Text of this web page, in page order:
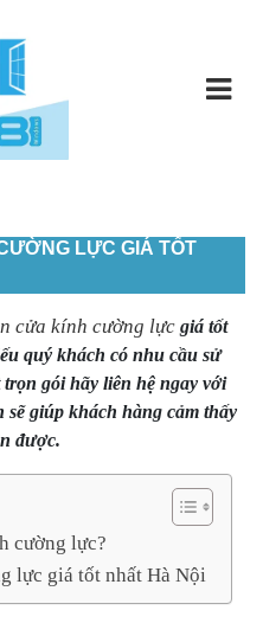
LỰC GIÁ TỐT
cửa kính cường lực giá tốt
quý khách có nhu cầu sử
gói hãy liên hệ ngay với
giúp khách hàng cảm thấy
được.
cường lực?
lực giá tốt nhất Hà Nội